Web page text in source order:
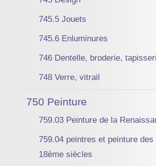
745.5 Jouets
745.6 Enluminures
746 Dentelle, broderie,
748 Verre, vitrail
750 Peinture
759.03 Peinture de la
759.04 peintres et peinture des
18ème siècles